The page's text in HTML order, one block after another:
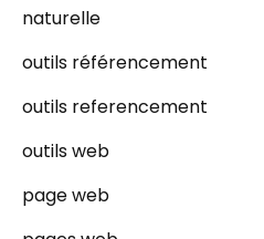
naturelle
outils référencement
outils referencement
outils web
page web